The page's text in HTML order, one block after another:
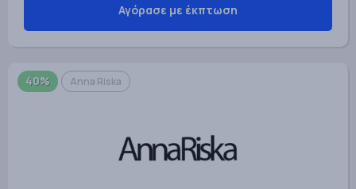
Αγόρασε με έκπτωση
40% Anna Riska